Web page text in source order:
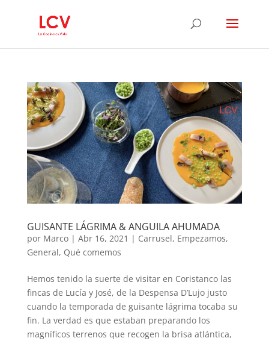
GUISANTE LÁGRIMA & ANGUILA AHUMADA
por Marco| Abr 16, 2021 | Carrusel, Empezamos,
General, Qué comemos
Hemos tenido la suerte de visitar en Coristanco las
fincas de Lucía y José, de la Despensa D’Lujo justo
cuando la temporada de guisante lágrima tocaba su
fin. La verdad es que estaban preparando los
magníficos terrenos que recogen la brisa atlántica,